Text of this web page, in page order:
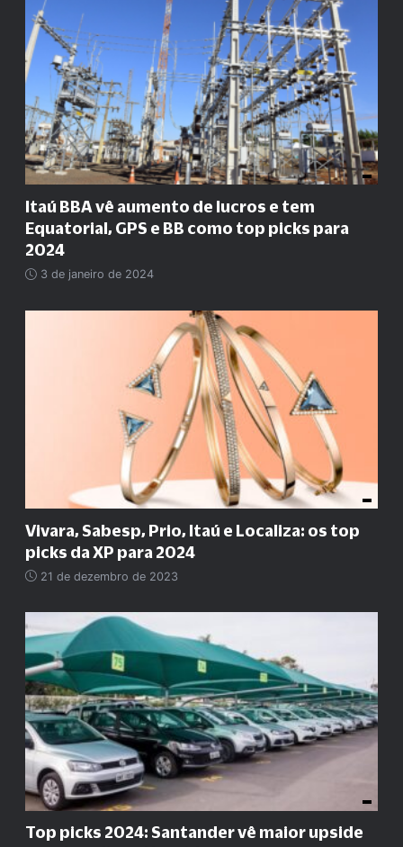
Itaú BBA vê aumento de lucros e tem
Equatorial, GPS e BB como top picks para
2024
3 de janeiro de 2024
Vivara, Sabesp, Prio, Itaú e Localiza: os top
picks da XP para 2024
21 de dezembro de 2023
Top picks 2024: Santander vê maior upside